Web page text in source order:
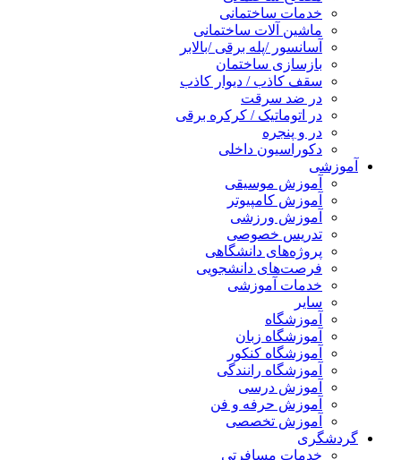
خدمات ساختمانی
ماشین آلات ساختمانی
آسانسور /پله برقی /بالابر
بازسازی ساختمان
سقف کاذب / دیوار کاذب
در ضد سرقت
در اتوماتیک / کرکره برقی
در و پنجره
دکوراسیون داخلی
آموزشی
آموزش موسیقی
آموزش کامپیوتر
آموزش ورزشی
تدریس خصوصی
پروژه‌های دانشگاهی
فرصت‌های دانشجویی
خدمات آموزشی
سایر
آموزشگاه
آموزشگاه زبان
آموزشگاه کنکور
آموزشگاه رانندگی
آموزش درسی
آموزش حرفه و فن
آموزش تخصصی
گردشگری
خدمات مسافرتی